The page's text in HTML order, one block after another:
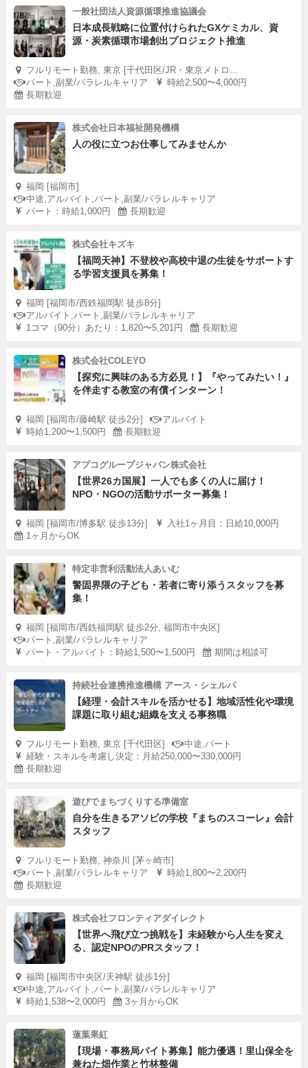
一般社団法人資源循環推進協議会
日本成長戦略に位置付けられたGXケミカル、資
源・炭素循環市場創出プロジェクト推進
フルリモート勤務, 東京 [千代田区/JR・東京メトロ...
パート,副業/パラレルキャリア
時給2,500〜4,000円
長期歓迎
株式会社日本福祉開発機構
人の役に立つお仕事してみませんか
福岡 [福岡市]
中途,アルバイト,パート,副業/パラレルキャリア
パート：時給1,000円
長期歓迎
株式会社キズキ
【福岡天神】不登校や高校中退の生徒をサポートす
る学習支援員を募集！
福岡 [福岡市/西鉄福岡駅 徒歩8分]
アルバイト,パート,副業/パラレルキャリア
1コマ（90分）あたり：1,820〜5,201円
長期歓迎
株式会社COLEYO
【探究に興味のある方必見！】『やってみたい！』
を伴走する教室の有償インターン！
福岡 [福岡市/藤崎駅 徒歩2分]
アルバイト
時給1,200〜1,500円
長期歓迎
アプコグループジャパン株式会社
【世界26カ国展】一人でも多くの人に届け！
NPO・NGOの活動サポーター募集！
福岡 [福岡市/博多駅 徒歩13分]
入社1ヶ月目：日給10,000円
1ヶ月からOK
特定非営利活動法人あいむ
警固界隈の子ども・若者に寄り添うスタッフを募
集！
福岡 [福岡市/西鉄福岡駅 徒歩2分, 福岡市中央区]
パート,副業/パラレルキャリア
パート・アルバイト：時給1,500〜1,500円
期間は相談可
持続社会連携推進機構 アース・シェルパ
【経理・会計スキルを活かせる】地域活性化や環境
課題に取り組む組織を支える事務職
フルリモート勤務, 東京 [千代田区]
中途,パート
経験・スキルを考慮し決定：月給250,000〜330,000円
長期歓迎
遊びでまちづくりする準備室
自分を生きるアソビの学校『まちのスコーレ』会計
スタッフ
フルリモート勤務, 神奈川 [茅ヶ崎市]
パート,副業/パラレルキャリア
時給1,800〜2,200円
長期歓迎
株式会社フロンティアダイレクト
【世界へ飛び立つ挑戦を】未経験から人生を変え
る、認定NPOのPRスタッフ！
福岡 [福岡市中央区/天神駅 徒歩1分]
中途,アルバイト,パート,副業/パラレルキャリア
時給1,538〜2,000円
3ヶ月からOK
蓮葉果紅
【現場・事務局バイト募集】能力優遇！里山保全を
兼ねた畑作業と竹林整備